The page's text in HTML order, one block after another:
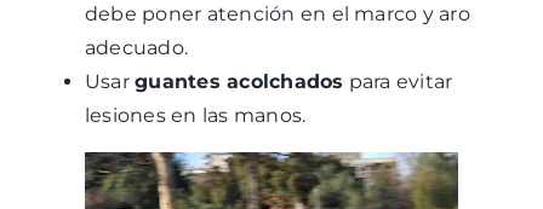
debe poner atención en el marco y aro
adecuado.
Usarguantes acolchados para evitar
lesiones en las manos.